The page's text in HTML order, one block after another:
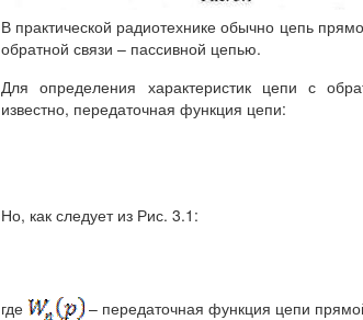
В практической радиотехнике обычно цепь
обратной связи – пассивной цепью.
Для определения характеристик цепи с
известно, передаточная функция цепи:
Но, как следует из Рис. 3.1:
где – передаточная функция цепи